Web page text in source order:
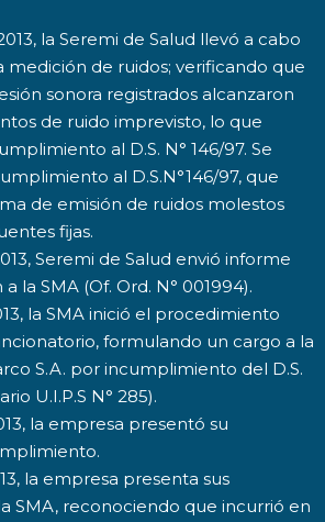
la Seremi de Salud llevó a cabo
medición de ruidos; verificando que
sonora registrados alcanzaron
de ruido imprevisto, lo que
al D.S. N° 146/97. Se
al D.S.N°146/97, que
de emisión de ruidos molestos
fijas.
Seremi de Salud envió informe
la SMA (Of. Ord. N° 001994).
la SMA inició el procedimiento
formulando un cargo a la
S.A. por incumplimiento del D.S.
U.I.P.S N° 285).
la empresa presentó su
la empresa presenta sus
SMA, reconociendo que incurrió en